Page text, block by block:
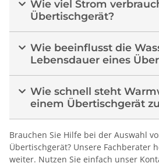
Wie viel Strom
Übertischgerät?
Wie beeinflusst die
Lebensdauer eines
Wie schnell steht
einem Übertischgerät
Brauchen Sie Hilfe bei der Auswahl
Übertischgerät? Unsere Fachberater
weiter. Nutzen Sie einfach unser